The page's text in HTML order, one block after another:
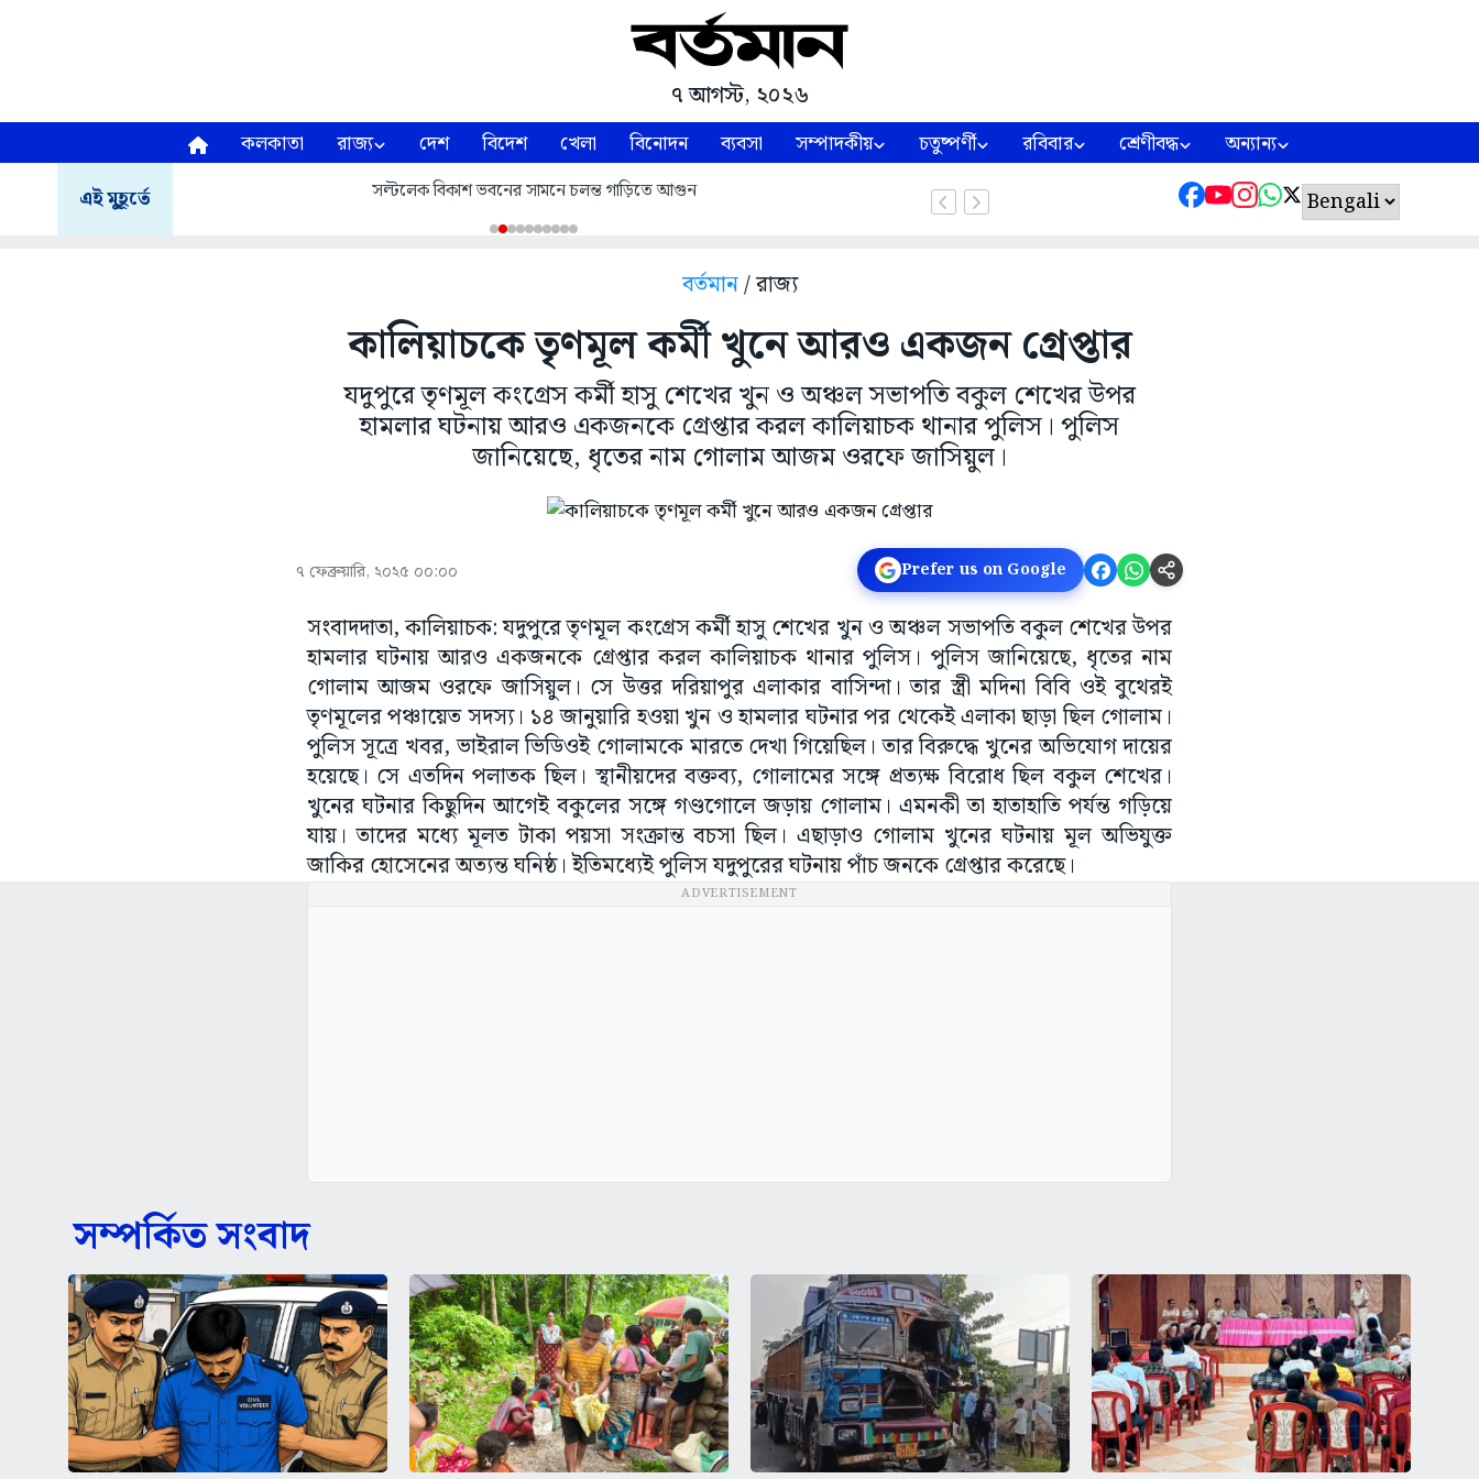
৭ আগস্ট, ২০২৬
কলকাতা রাজ্য দেশ বিদেশ খেলা বিনোদন ব্যবসা সম্পাদকীয় চতুষ্পর্ণী রবিবার শ্রেণীবদ্ধ অন্যান্য
এই মুহূর্তে সল্টলেক বিকাশ ভবনের সামনে চলন্ত গাড়িতে আগুন
বর্তমান/ রাজ্য
কালিয়াচকে তৃণমূল কর্মী খুনে আরও একজন গ্রেপ্তার
যদুপুরে তৃণমূল কংগ্রেস কর্মী হাসু শেখের খুন ও অঞ্চল সভাপতি বকুল শেখের উপর
হামলার ঘটনায় আরও একজনকে গ্রেপ্তার করল কালিয়াচক থানার পুলিস। পুলিস
জানিয়েছে, ধৃতের নাম গোলাম আজম ওরফে জাসিয়ুল।
৭ ফেব্রুয়ারি, ২০২৫ ০০:০০ Prefer us on Google
সংবাদদাতা, কালিয়াচক: যদুপুরে তৃণমূল কংগ্রেস কর্মী হাসু শেখের খুন ও অঞ্চল সভাপতি বকুল শেখের উপর
হামলার ঘটনায় আরও একজনকে গ্রেপ্তার করল কালিয়াচক থানার পুলিস। পুলিস জানিয়েছে, ধৃতের নাম
গোলাম আজম ওরফে জাসিয়ুল। সে উত্তর দরিয়াপুর এলাকার বাসিন্দা। তার স্ত্রী মদিনা বিবি ওই বুথের‌ই
তৃণমূলের পঞ্চায়েত সদস্য। ১৪ জানুয়ারি হ‌ওয়া খুন ও হামলার ঘটনার পর থেকেই এলাকা ছাড়া ছিল গোলাম।
পুলিস সূত্রে খবর, ভাইরাল ভিডিও‌ই গোলামকে মারতে দেখা গিয়েছিল। তার বিরুদ্ধে খুনের অভিযোগ দায়ের
হয়েছে। সে এতদিন পলাতক ছিল। স্থানীয়দের বক্তব্য, গোলামের সঙ্গে প্রত্যক্ষ বিরোধ ছিল বকুল শেখের।
খুনের ঘটনার কিছুদিন আগেই বকুলের সঙ্গে গণ্ডগোলে জড়ায় গোলাম। এমনকী তা হাতাহাতি পর্যন্ত গড়িয়ে
যায়। তাদের মধ্যে মূলত টাকা পয়সা সংক্রান্ত বচসা ছিল। এছাড়াও গোলাম খুনের ঘটনায় মূল অভিযুক্ত
জাকির হোসেনের অত্যন্ত ঘনিষ্ঠ। ইতিমধ্যেই পুলিস যদুপুরের ঘটনায় পাঁচ জনকে গ্রেপ্তার করেছে।
ADVERTISEMENT
সম্পর্কিত সংবাদ